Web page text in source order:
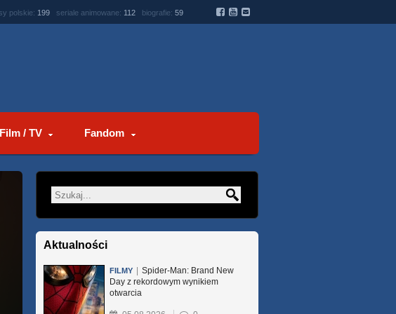
polskie: 199 seriale animowane: 112 biografie: 59
Film / TV Fandom
Aktualności
FILMY
Spider-Man: Brand New
Day z rekordowym wynikiem
otwarcia